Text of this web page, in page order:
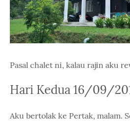
Pasal chalet ni, kalau rajin aku
Hari Kedua 16/09/
Aku bertolak ke Pertak, malam.